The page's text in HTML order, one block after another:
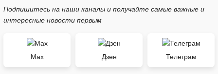
Подпишитесь на наши каналы и получайте самые важные и
интересные новости первым
Max Дзен Телеграм